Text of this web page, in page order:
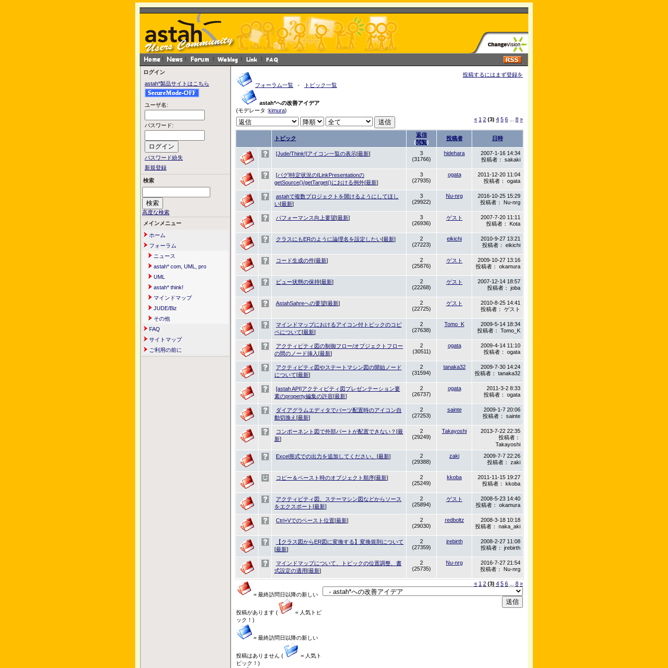
ログイン
astah*製品サイトはこちら
ユーザ名:
パスワード:
パスワード紛失
新規登録
検索
高度な検索
メインメニュー
ホーム
フォーラム
ニュース
astah* com, UML, pro
UML
astah* think!
マインドマップ
JUDE/Biz
その他
FAQ
サイトマップ
ご利用の前に
フォーラム一覧 - トピック一覧
astah*への改善アイデア
(モデレータ :kimura)
投稿するにはまず登録を
« 1 2 (3) 4 5 6 8 »
トピック
返信
(閲覧)
投稿者 日時
[Jude/Think!]アイコン一覧の表示[最新]
3
(31766)
hidehara
2007-1-16 14:34
投稿者： sakaki
[バグ]特定状況のILinkPresentationの
getSource()/getTarget()における例外[最新]
3
(27935)
ogata
2011-12-20 11:04
投稿者： ogata
astahで複数プロジェクトを開けるようにしてほし
い[最新]
3
(29922)
Nu-nrg
2016-10-25 15:29
投稿者： Nu-nrg
パフォーマンス向上要望[最新]
3
(26936)
ゲスト
2007-7-20 11:11
投稿者： Kota
クラスにもERのように論理名を設定したい[最新]
2
(27223)
eikichi
2010-9-27 13:21
投稿者： eikichi
コード生成の件[最新]
2
(25876)
ゲスト
2009-10-27 13:16
投稿者： okamura
ビュー状態の保持[最新]
2
(22268)
ゲスト
2007-12-14 18:57
投稿者： joba
AstahSahreへの要望[最新]
2
(22725)
ゲスト
2010-8-25 14:41
投稿者： ゲスト
マインドマップにおけるアイコン付トピックのコピ
ペについて[最新]
2
(27638)
Tomo_K
2009-5-14 18:34
投稿者： Tomo_K
アクティビティ図の制御フロー/オブジェクトフロー
の間のノード挿入[最新]
2
(30511)
ogata
2009-4-14 11:10
投稿者： ogata
アクティビティ図やステートマシン図の開始ノード
について[最新]
2
(31594)
tanaka32
2009-7-30 14:24
投稿者： tanaka32
[astah API]アクティビティ図プレゼンテーション要
素のproperty編集の許容[最新]
2
(26737)
ogata
2011-3-2 8:33
投稿者： ogata
ダイアグラムエディタでパーツ配置時のアイコン自
動切換え [最新]
2
(27253)
sainte
2009-1-7 20:06
投稿者： sainte
コンポーネント図で外部パートが配置できない？ [最
新]
2
(29249)
Takayoshi
2013-7-22 22:35
投稿者：
Takayoshi
Excel形式での出力を追加してください。 [最新]
2
(29388)
zaki
2009-7-7 22:26
投稿者： zaki
コピー＆ペースト時のオブジェクト順序[最新]
2
(25249)
kkoba
2011-11-15 19:27
投稿者： kkoba
アクティビティ図、ステーマシン図などからソース
をエクスポート[最新]
2
(25894)
ゲスト
2008-5-23 14:40
投稿者： okamura
Ctrl+Vでのペースト位置[最新]
2
(29030)
redboltz
2008-3-18 10:18
投稿者： naka_aki
【クラス図からER図に変換する】変換規則について
[最新]
2
(27359)
jrebirth
2008-2-27 11:08
投稿者： jrebirth
マインドマップについて、トピックの位置調整、書
式設定の適用[最新]
2
(25735)
Nu-nrg
2016-7-27 21:54
投稿者： Nu-nrg
= 最終訪問日以降の新しい
投稿があります (
= 人気トピ
ック！)
= 最終訪問日以降の新しい
投稿はありません (
= 人気ト
ピック！)
« 1 2 (3) 4 5 6 8 »